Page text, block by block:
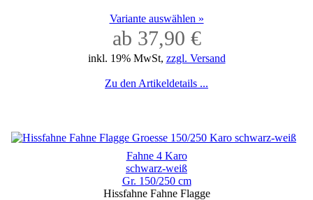
Variante auswählen »
ab 37,90 €
inkl. 19% MwSt, zzgl. Versand
Zu den Artikeldetails ...
Fahne 4 Karo
schwarz-weiß
Gr. 150/250 cm
Hissfahne Fahne Flagge